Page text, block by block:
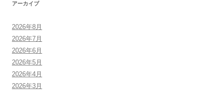
アーカイブ
2026年8月
2026年7月
2026年6月
2026年5月
2026年4月
2026年3月